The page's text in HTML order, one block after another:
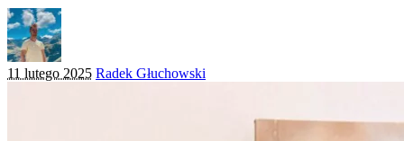
11 lutego 2025 Posted
Radek Głuchowski